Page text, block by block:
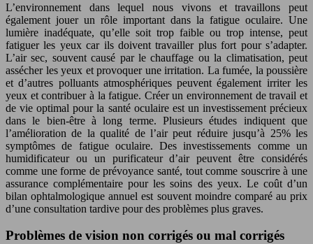
L’environnement dans lequel nous vivons et travaillons peut
également jouer un rôle important dans la fatigue oculaire. Une
lumière inadéquate, qu’elle soit trop faible ou trop intense, peut
fatiguer les yeux car ils doivent travailler plus fort pour s’adapter.
L’air sec, souvent causé par le chauffage ou la climatisation, peut
assécher les yeux et provoquer une irritation. La fumée, la poussière
et d’autres polluants atmosphériques peuvent également irriter les
yeux et contribuer à la fatigue. Créer un environnement de travail et
de vie optimal pour la santé oculaire est un investissement précieux
dans le bien-être à long terme. Plusieurs études indiquent que
l’amélioration de la qualité de l’air peut réduire jusqu’à 25% les
symptômes de fatigue oculaire. Des investissements comme un
humidificateur ou un purificateur d’air peuvent être considérés
comme une forme de prévoyance santé, tout comme souscrire à une
assurance complémentaire pour les soins des yeux. Le coût d’un
bilan ophtalmologique annuel est souvent moindre comparé au prix
d’une consultation tardive pour des problèmes plus graves.
Problèmes de vision non corrigés ou mal corrigés